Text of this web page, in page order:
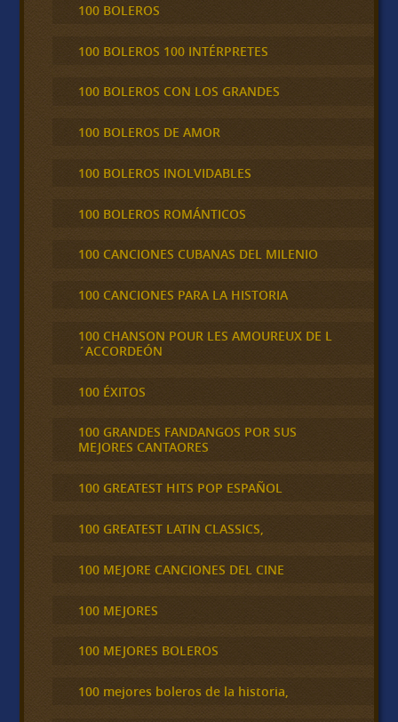
100 BOLEROS
100 BOLEROS 100 INTÉRPRETES
100 BOLEROS CON LOS GRANDES
100 BOLEROS DE AMOR
100 BOLEROS INOLVIDABLES
100 BOLEROS ROMÁNTICOS
100 CANCIONES CUBANAS DEL MILENIO
100 CANCIONES PARA LA HISTORIA
100 CHANSON POUR LES AMOUREUX DE L
´ACCORDEÓN
100 ÉXITOS
100 GRANDES FANDANGOS POR SUS
MEJORES CANTAORES
100 GREATEST HITS POP ESPAÑOL
100 GREATEST LATIN CLASSICS,
100 MEJORE CANCIONES DEL CINE
100 MEJORES
100 MEJORES BOLEROS
100 mejores boleros de la historia,